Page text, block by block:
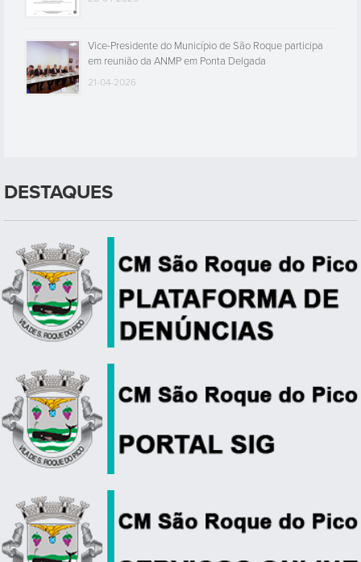
Vice-Presidente do Município de São Roque participa
em reunião da ANMP em Ponta Delgada
21-04-2026
DESTAQUES